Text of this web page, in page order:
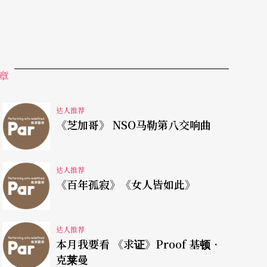
达人推荐
《芝加哥》 NSO马勒第八交响曲
达人推荐
《百年孤寂》《女人皆如此》
达人推荐
本月我要看 《求证》Proof 基顿．
克莱曼